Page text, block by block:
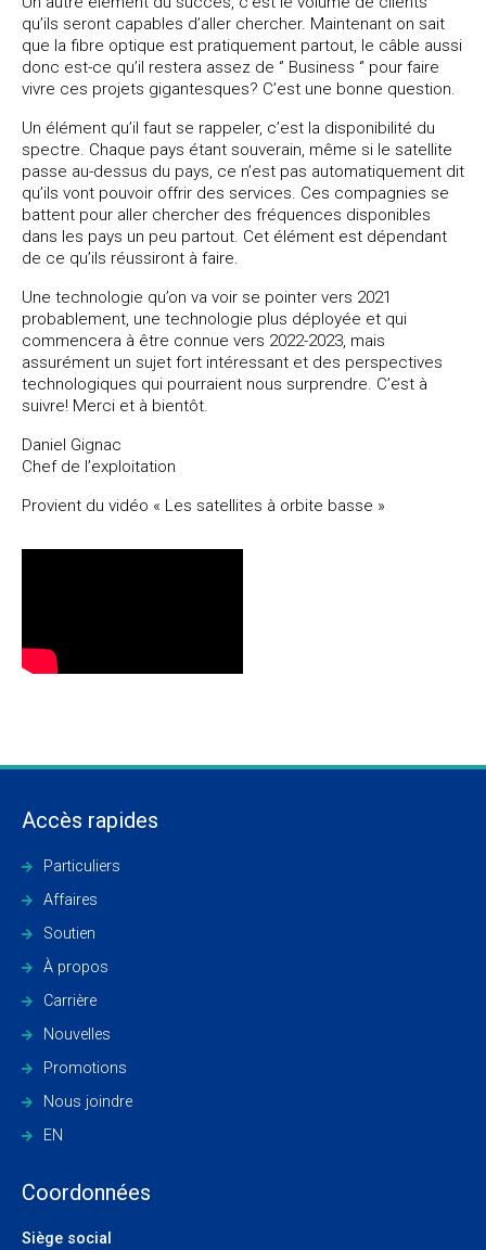
qu’ils seront capables d’aller chercher. Maintenant on sait
que la fibre optique est pratiquement partout, le câble aussi
donc est-ce qu’il restera assez de ‘’ Business ‘’ pour faire
vivre ces projets gigantesques? C’est une bonne question.
Un élément qu’il faut se rappeler, c’est la disponibilité du
spectre. Chaque pays étant souverain, même si le satellite
passe au-dessus du pays, ce n’est pas automatiquement dit
qu’ils vont pouvoir offrir des services. Ces compagnies se
battent pour aller chercher des fréquences disponibles
dans les pays un peu partout. Cet élément est dépendant
de ce qu’ils réussiront à faire.
Une technologie qu’on va voir se pointer vers 2021
probablement, une technologie plus déployée et qui
commencera à être connue vers 2022-2023, mais
assurément un sujet fort intéressant et des perspectives
technologiques qui pourraient nous surprendre. C’est à
suivre! Merci et à bientôt.
Daniel Gignac
Chef de l’exploitation
Provient du vidéo « Les satellites à orbite basse »
Accès rapides
Particuliers
Affaires
Soutien
À propos
Carrière
Nouvelles
Promotions
Nous joindre
EN
Coordonnées
Siège social